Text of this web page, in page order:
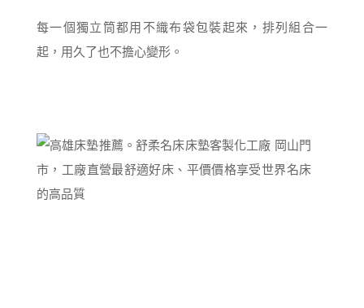
每一個獨立筒都用不織布袋包裝起來，排列組合一
起，用久了也不擔心變形。